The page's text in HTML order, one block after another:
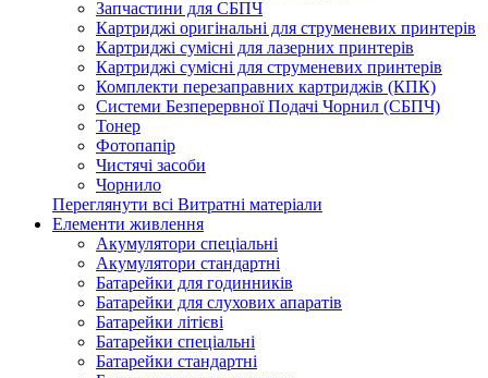
Запчастини для СБПЧ
Картриджі оригінальні для струменевих принтерів
Картриджі сумісні для лазерних принтерів
Картриджі сумісні для струменевих принтерів
Комплекти перезаправних картриджів (КПК)
Системи Безперервної Подачі Чорнил (СБПЧ)
Тонер
Фотопапір
Чистячі засоби
Чорнило
Переглянути всі Витратні матеріали
Елементи живлення
Акумулятори спеціальні
Акумулятори стандартні
Батарейки для годинників
Батарейки для слухових апаратів
Батарейки літієві
Батарейки спеціальні
Батарейки стандартні